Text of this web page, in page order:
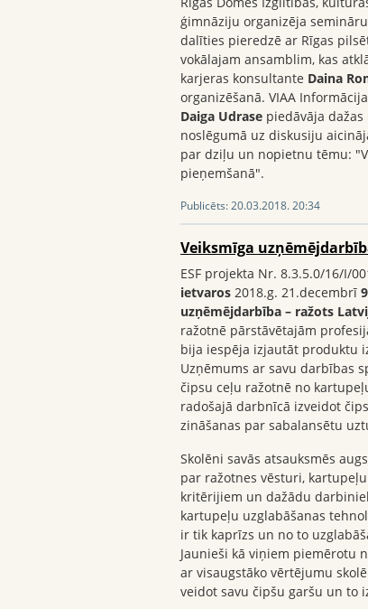
ģimnāziju organizēja
dalīties pieredzē ar Rīgas
vokālajam ansamblim, kas
karjeras konsultante Daina
organizēšanā. VIAA
Daiga Udrase piedāvāja
noslēgumā uz diskusiju
par dziļu un nopietnu tēmu:
pieņemšanā".
Publicēts:20.03.2018. 20:34
Veiksmīga
ESF projekta Nr. 8.3.5.0/16/I/
ietvaros 2018.g. 21.decembrī
uzņēmējdarbība – ražots
ražotnē pārstāvētajām
bija iespēja izjautāt produktu
Uzņēmums ar savu darbības
čipsu ceļu ražotnē no
radošajā darbnīcā izveidot
zināšanas par sabalansētu
Skolēni savās atsauksmēs
par ražotnes vēsturi,
kritērijiem un dažādu
kartupeļu uzglabāšanas
ir tik kaprīzs un no to
Jaunieši kā viņiem piemērotu
ar visaugstāko vērtējumu
veidot savu čipšu garšu un to